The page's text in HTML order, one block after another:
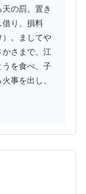
天の罰。置き
借り、損料
）。ましてや
さまで、江
うを食べ、子
事を出し、